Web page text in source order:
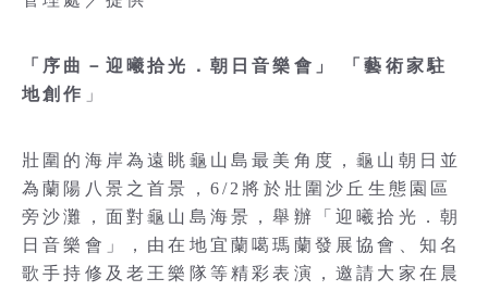
「序曲－迎曦拾光．朝日音樂會」 「藝術家駐
地創作 」
壯圍的海岸為遠眺龜山島最美角度，龜山朝日並
為蘭陽八景之首景，6/2將於壯圍沙丘生態園區
旁沙灘，面對龜山島海景，舉辦「迎曦拾光．朝
日音樂會」，由在地宜蘭噶瑪蘭發展協會、知名
歌手持修及老王樂隊等精彩表演，邀請大家在晨